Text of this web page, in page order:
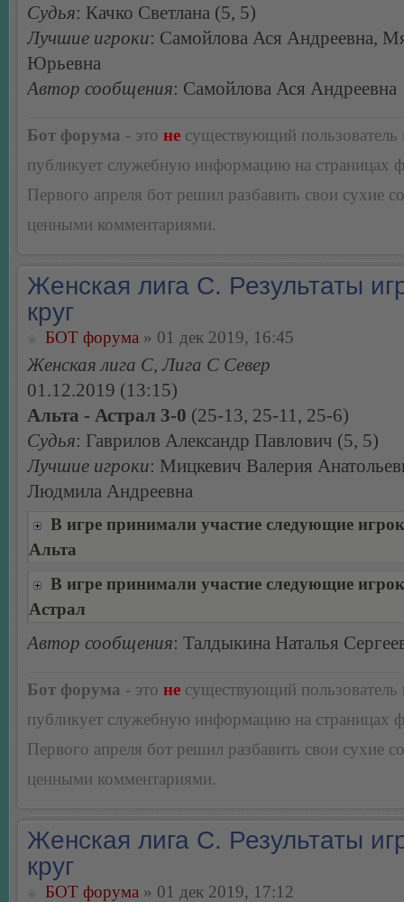
Судья: Качко Светлана (5, 5)
Лучшие игроки: Самойлова Ася Андреевна,
Юрьевна
Автор сообщения: Самойлова Ася Андреевна
Бот форума - это не существующий пользователь
публикует служебную информацию на страницах
Первого апреля бот решил разбавить свои сухие
ценными комментариями.
Женская лига С. Результаты
круг
БОТ форума » 01 дек 2019, 16:45
Женская лига С, Лига С Север
01.12.2019 (13:15)
Альта - Астрал 3-0 (25-13, 25-11, 25-6)
Судья: Гаврилов Александр Павлович (5, 5)
Лучшие игроки: Мицкевич Валерия
Людмила Андреевна
В игре принимали участие следующие
Альта
В игре принимали участие следующие
Астрал
Автор сообщения: Талдыкина Наталья
Бот форума - это не существующий пользователь
публикует служебную информацию на страницах
Первого апреля бот решил разбавить свои сухие
ценными комментариями.
Женская лига С. Результаты
круг
БОТ форума » 01 дек 2019, 17:12